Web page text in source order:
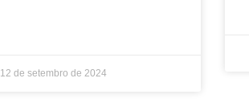
12 de setembro de 2024